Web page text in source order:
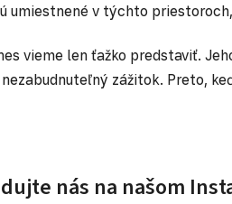
v týchto
vieme len ťažko predstaviť.
zážitok. Preto,
nás na našom